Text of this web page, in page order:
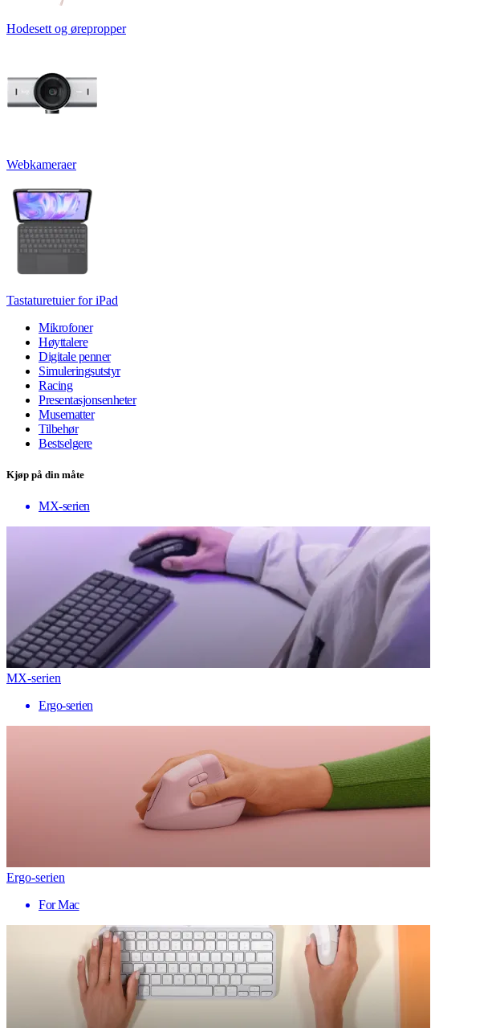
Hodesett og ørepropper
Webkameraer
Tastaturetuier for iPad
Mikrofoner
Høyttalere
Digitale penner
Simuleringsutstyr
Racing
Presentasjonsenheter
Musematter
Tilbehør
Bestselgere
Kjøp på din måte
MX-serien
MX-serien
Ergo-serien
Ergo-serien
For Mac